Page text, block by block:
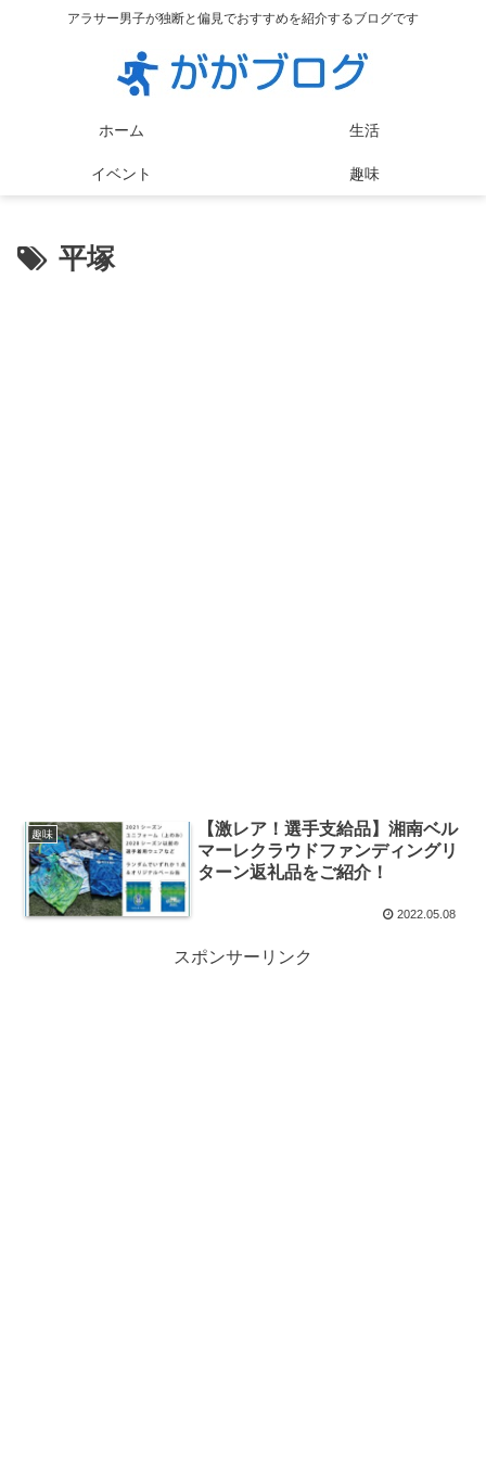
アラサー男子が独断と偏見でおすすめを紹介するブログです
ホーム 生活
イベント 趣味
平塚
趣味
【激レア！選手支給品】湘南ベル
マーレクラウドファンディングリ
ターン返礼品をご紹介！
2022.05.08
スポンサーリンク